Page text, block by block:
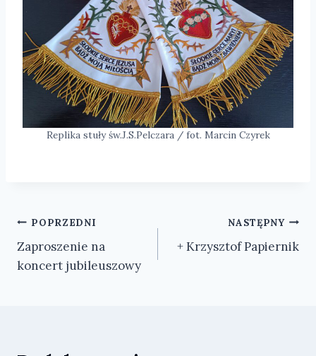
Replika stuły św.J.S.Pelczara / fot. Marcin Czyrek
Nawigacja
wpisu
POPRZEDNI
Zaproszenie na
koncert jubileuszowy
NASTĘPNY
+ Krzysztof Papiernik